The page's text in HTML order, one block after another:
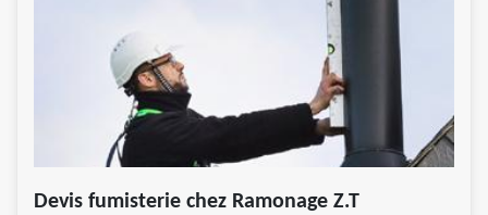
Devis fumisterie chez Ramonage Z.T